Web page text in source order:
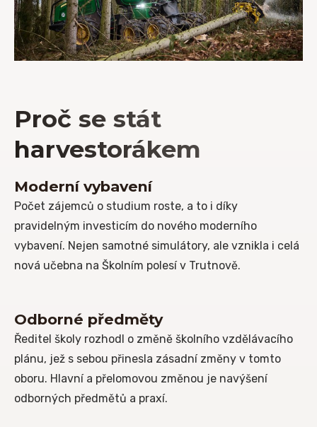
Proč se stát
harvestorákem
Moderní vybavení
Počet zájemců o studium roste, a to i díky
pravidelným investicím do nového moderního
vybavení. Nejen samotné simulátory, ale vznikla i celá
nová učebna na Školním polesí v Trutnově.
Odborné předměty
Ředitel školy rozhodl o změně školního vzdělávacího
plánu, jež s sebou přinesla zásadní změny v tomto
oboru. Hlavní a přelomovou změnou je navýšení
odborných předmětů a praxí.